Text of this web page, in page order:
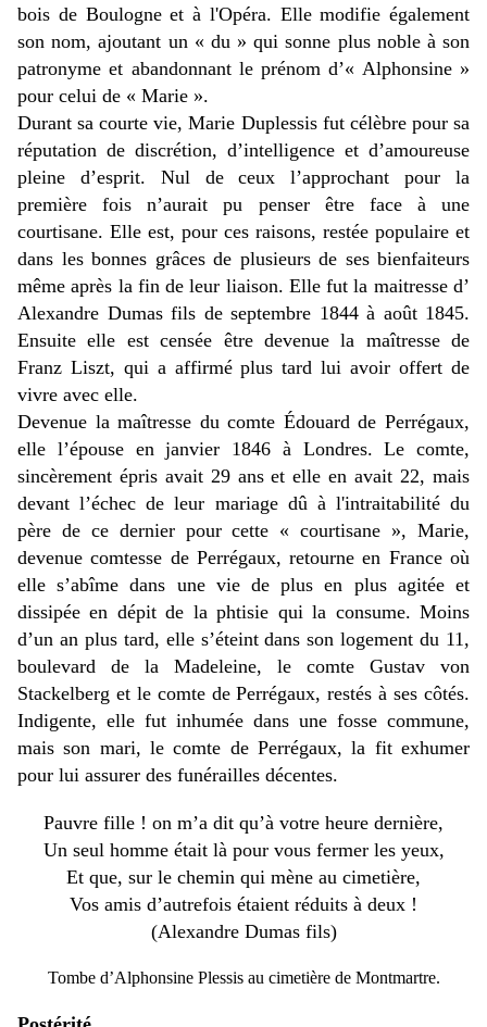
bois de Boulogne et à l'Opéra. Elle modifie également
son nom, ajoutant un « du » qui sonne plus noble à son
patronyme et abandonnant le prénom d’« Alphonsine »
pour celui de « Marie ».
Durant sa courte vie, Marie Duplessis fut célèbre pour sa
réputation de discrétion, d’intelligence et d’amoureuse
pleine d’esprit. Nul de ceux l’approchant pour la
première fois n’aurait pu penser être face à une
courtisane. Elle est, pour ces raisons, restée populaire et
dans les bonnes grâces de plusieurs de ses bienfaiteurs
même après la fin de leur liaison. Elle fut la maitresse d’
Alexandre Dumas fils de septembre 1844 à août 1845.
Ensuite elle est censée être devenue la maîtresse de
Franz Liszt, qui a affirmé plus tard lui avoir offert de
vivre avec elle.
Devenue la maîtresse du comte Édouard de Perrégaux,
elle l’épouse en janvier 1846 à Londres. Le comte,
sincèrement épris avait 29 ans et elle en avait 22, mais
devant l’échec de leur mariage dû à l'intraitabilité du
père de ce dernier pour cette « courtisane », Marie,
devenue comtesse de Perrégaux, retourne en France où
elle s’abîme dans une vie de plus en plus agitée et
dissipée en dépit de la phtisie qui la consume. Moins
d’un an plus tard, elle s’éteint dans son logement du 11,
boulevard de la Madeleine, le comte Gustav von
Stackelberg et le comte de Perrégaux, restés à ses côtés.
Indigente, elle fut inhumée dans une fosse commune,
mais son mari, le comte de Perrégaux, la fit exhumer
pour lui assurer des funérailles décentes.
Pauvre fille ! on m’a dit qu’à votre heure dernière,
Un seul homme était là pour vous fermer les yeux,
Et que, sur le chemin qui mène au cimetière,
Vos amis d’autrefois étaient réduits à deux !
(Alexandre Dumas fils)
Tombe d’Alphonsine Plessis au cimetière de Montmartre.